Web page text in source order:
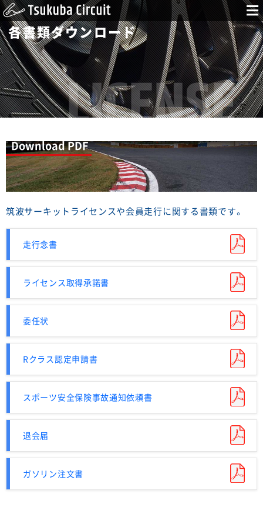
各書類ダウンロード
Download PDF
筑波サーキットライセンスや会員走行に関する書類です。
走行念書
ライセンス取得承諾書
委任状
Rクラス認定申請書
スポーツ安全保険事故通知依頼書
退会届
ガソリン注文書